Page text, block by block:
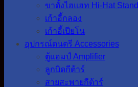
ขาตั้งไฮแฮท Hi-Hat Stand
เก้าอี้กลอง
เก้าอี้เปียโน
อุปกรณ์ดนตรี Accessories
ตู้แอมป์ Amplifier
ลูกบิดกีต้าร์
สายสะพายกีต้าร์